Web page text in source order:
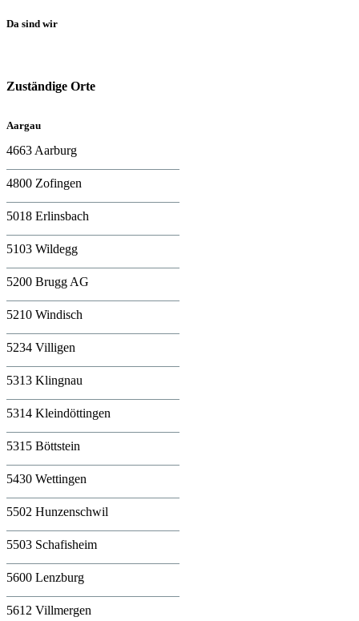
Da sind wir
Zuständige Orte
Aargau
4663 Aarburg
4800 Zofingen
5018 Erlinsbach
5103 Wildegg
5200 Brugg AG
5210 Windisch
5234 Villigen
5313 Klingnau
5314 Kleindöttingen
5315 Böttstein
5430 Wettingen
5502 Hunzenschwil
5503 Schafisheim
5600 Lenzburg
5612 Villmergen